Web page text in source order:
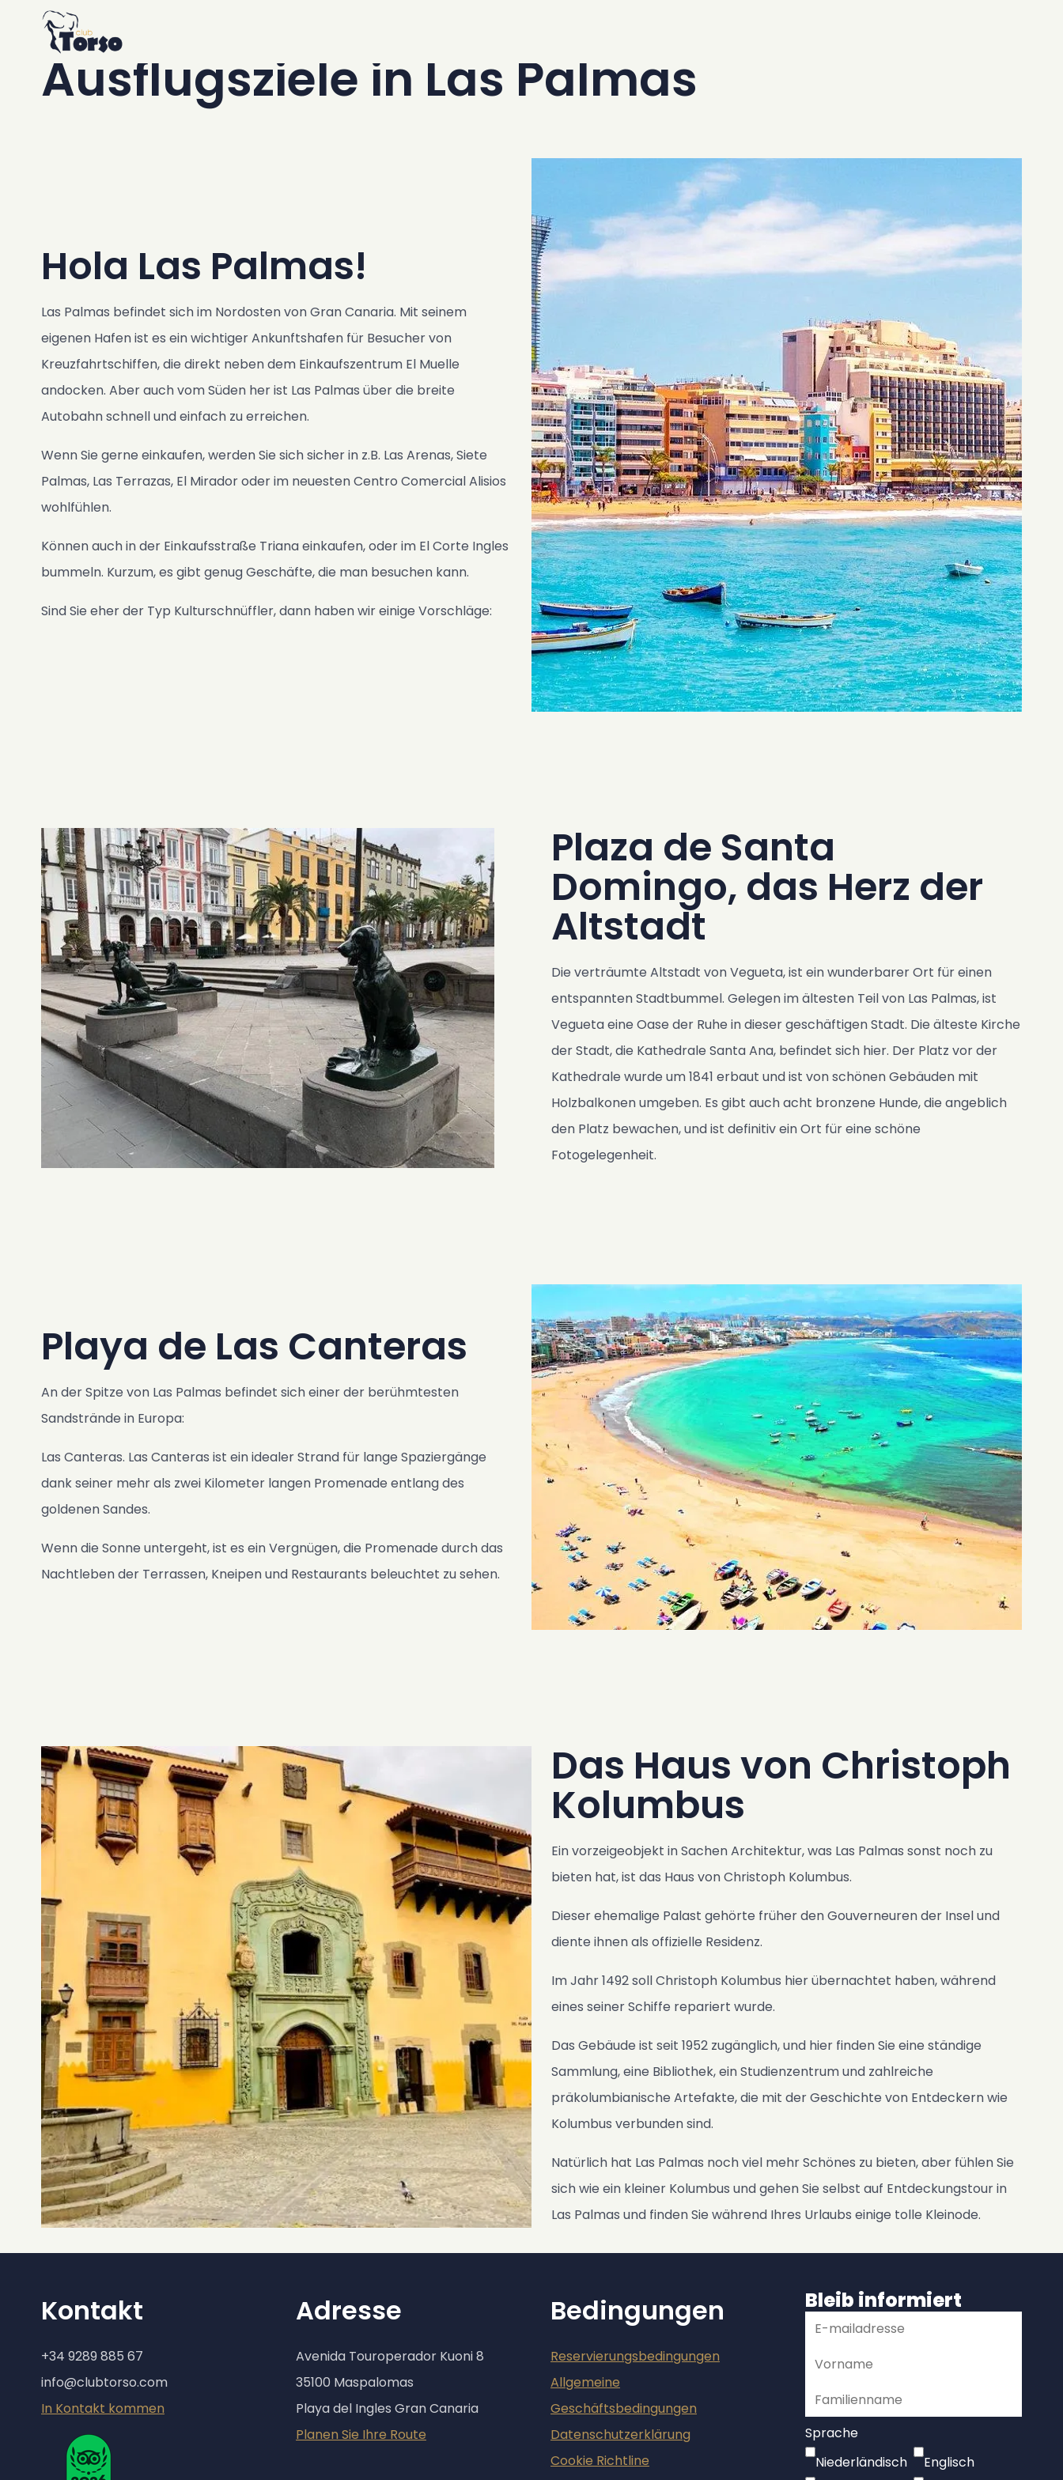
Unterkünfte
Resort
Schwimmbad & Jacuzzi
Frühstück
Club Torso Konzept
Werbegeschenke
Nachrichten
Kontakt
Home
Ausflugsziele in Las Palmas
Hola Las Palmas!
Las Palmas befindet sich im Nordosten von Gran Canaria. Mit seinem
eigenen Hafen ist es ein wichtiger Ankunftshafen für Besucher von
Kreuzfahrtschiffen, die direkt neben dem Einkaufszentrum El Muelle
andocken. Aber auch vom Süden her ist Las Palmas über die breite
Autobahn schnell und einfach zu erreichen.
Wenn Sie gerne einkaufen, werden Sie sich sicher in z.B. Las Arenas, Siete
Palmas, Las Terrazas, El Mirador oder im neuesten Centro Comercial Alisios
wohlfühlen.
Können auch in der Einkaufsstraße Triana einkaufen, oder im El Corte Ingles
bummeln. Kurzum, es gibt genug Geschäfte, die man besuchen kann.
Sind Sie eher der Typ Kulturschnüffler, dann haben wir einige Vorschläge:
Plaza de Santa
Domingo, das Herz der
Altstadt
Die verträumte Altstadt von Vegueta, ist ein wunderbarer Ort für einen
entspannten Stadtbummel. Gelegen im ältesten Teil von Las Palmas, ist
Vegueta eine Oase der Ruhe in dieser geschäftigen Stadt. Die älteste Kirche
der Stadt, die Kathedrale Santa Ana, befindet sich hier. Der Platz vor der
Kathedrale wurde um 1841 erbaut und ist von schönen Gebäuden mit
Holzbalkonen umgeben. Es gibt auch acht bronzene Hunde, die angeblich
den Platz bewachen, und ist definitiv ein Ort für eine schöne
Fotogelegenheit.
Playa de Las Canteras
An der Spitze von Las Palmas befindet sich einer der berühmtesten
Sandstrände in Europa:
Las Canteras. Las Canteras ist ein idealer Strand für lange Spaziergänge
dank seiner mehr als zwei Kilometer langen Promenade entlang des
goldenen Sandes.
Wenn die Sonne untergeht, ist es ein Vergnügen, die Promenade durch das
Nachtleben der Terrassen, Kneipen und Restaurants beleuchtet zu sehen.
Das Haus von Christoph
Kolumbus
Ein vorzeigeobjekt in Sachen Architektur, was Las Palmas sonst noch zu
bieten hat, ist das Haus von Christoph Kolumbus.
Dieser ehemalige Palast gehörte früher den Gouverneuren der Insel und
diente ihnen als offizielle Residenz.
Im Jahr 1492 soll Christoph Kolumbus hier übernachtet haben, während
eines seiner Schiffe repariert wurde.
Das Gebäude ist seit 1952 zugänglich, und hier finden Sie eine ständige
Sammlung, eine Bibliothek, ein Studienzentrum und zahlreiche
präkolumbianische Artefakte, die mit der Geschichte von Entdeckern wie
Kolumbus verbunden sind.
Natürlich hat Las Palmas noch viel mehr Schönes zu bieten, aber fühlen Sie
sich wie ein kleiner Kolumbus und gehen Sie selbst auf Entdeckungstour in
Las Palmas und finden Sie während Ihres Urlaubs einige tolle Kleinode.
Kontakt
+34 9289 885 67
info@clubtorso.com
In Kontakt kommen
Adresse
Avenida Touroperador Kuoni 8
35100 Maspalomas
Playa del Ingles Gran Canaria
Planen Sie Ihre Route
Bedingungen
Reservierungsbedingungen
Allgemeine
Geschäftsbedingungen
Datenschutzerklärung
Cookie Richtline
Bleib informiert
Sprache
Niederländisch
Englisch